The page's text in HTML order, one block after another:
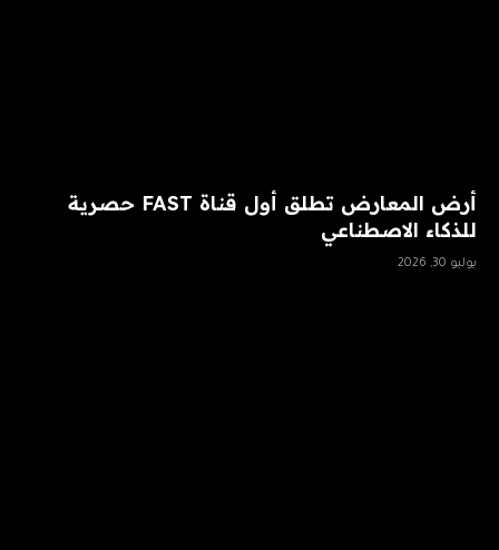
أرض المعارض تطلق أول قناة FAST حصرية
للذكاء الاصطناعي
يوليو 30, 2026